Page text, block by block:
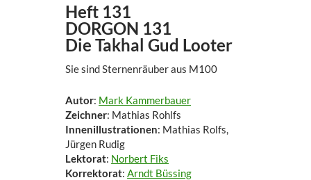
Heft 131
DORGON 131
Die Takhal Gud Looter
Sie sind Sternenräuber aus M100
Autor: Mark Kammerbauer
Zeichner: Mathias Rohlfs
Innenillustrationen: Mathias Rolfs,
Jürgen Rudig
Lektorat: Norbert Fiks
Korrektorat:Arndt Büssing